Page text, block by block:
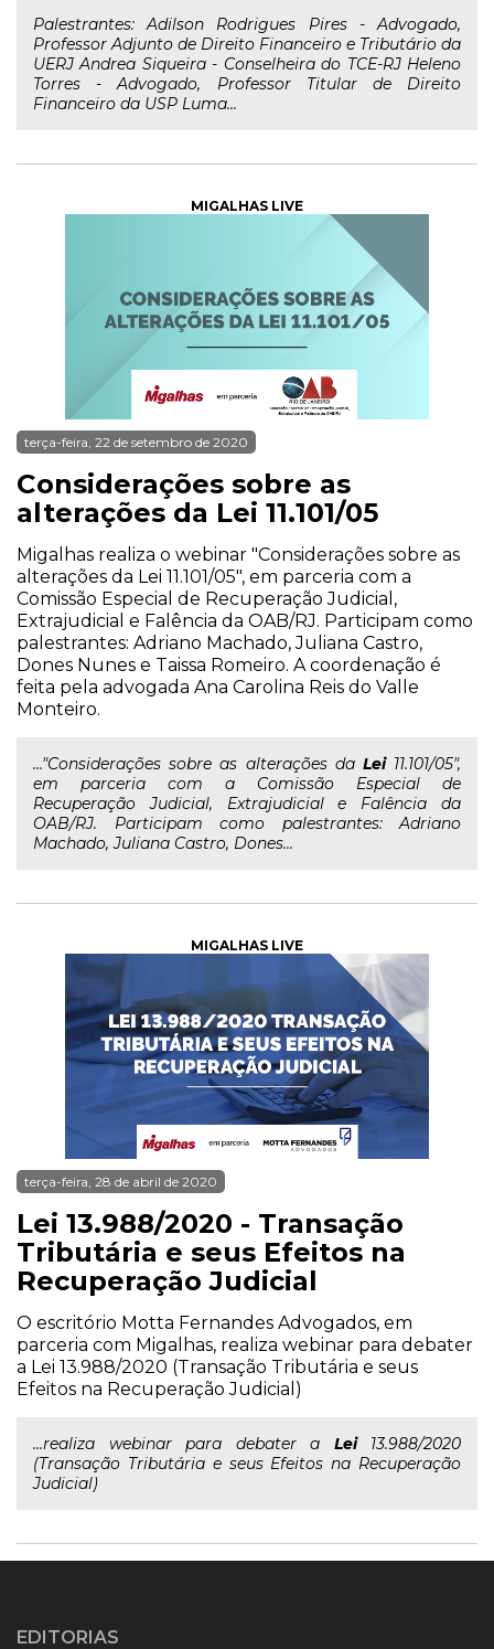
Palestrantes: Adilson Rodrigues Pires - Advogado,
Professor Adjunto de Direito Financeiro e Tributário da
UERJ Andrea Siqueira - Conselheira do TCE-RJ Heleno
Torres - Advogado, Professor Titular de Direito
Financeiro da USP Luma...
MIGALHAS LIVE
terça-feira, 22 de setembro de 2020
Considerações sobre as
alterações da Lei 11.101/05
Migalhas realiza o webinar "Considerações sobre as
alterações da Lei 11.101/05", em parceria com a
Comissão Especial de Recuperação Judicial,
Extrajudicial e Falência da OAB/RJ. Participam como
palestrantes: Adriano Machado, Juliana Castro,
Dones Nunes e Taissa Romeiro. A coordenação é
feita pela advogada Ana Carolina Reis do Valle
Monteiro.
..."Considerações sobre as alterações da Lei11.101/05",
em parceria com a Comissão Especial de
Recuperação Judicial, Extrajudicial e Falência da
OAB/RJ. Participam como palestrantes: Adriano
Machado, Juliana Castro, Dones...
MIGALHAS LIVE
terça-feira, 28 de abril de 2020
Lei 13.988/2020 - Transação
Tributária e seus Efeitos na
Recuperação Judicial
O escritório Motta Fernandes Advogados, em
parceria com Migalhas, realiza webinar para debater
a Lei 13.988/2020 (Transação Tributária e seus
Efeitos na Recuperação Judicial)
...realiza webinar para debater a Lei13.988/2020
(Transação Tributária e seus Efeitos na Recuperação
Judicial)
EDITORIAS